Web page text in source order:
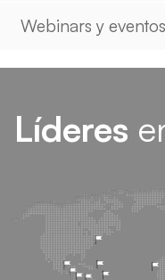
Webinars y eventos
Líderes